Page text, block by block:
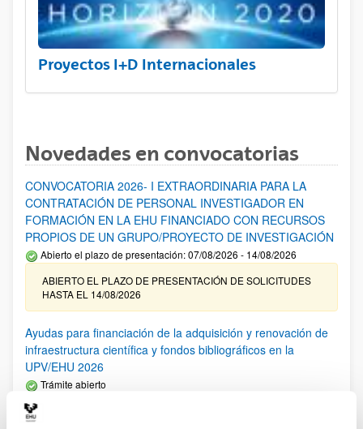
Proyectos I+D Internacionales
Novedades en convocatorias
CONVOCATORIA 2026- I EXTRAORDINARIA PARA LA
CONTRATACIÓN DE PERSONAL INVESTIGADOR EN
FORMACIÓN EN LA EHU FINANCIADO CON RECURSOS
PROPIOS DE UN GRUPO/PROYECTO DE INVESTIGACIÓN
Abierto el plazo de presentación: 07/08/2026 - 14/08/2026
ABIERTO EL PLAZO DE PRESENTACIÓN DE SOLICITUDES
HASTA EL 14/08/2026
Ayudas para financiación de la adquisición y renovación de
infraestructura científica y fondos bibliográficos en la
UPV/EHU 2026
Trámite abierto